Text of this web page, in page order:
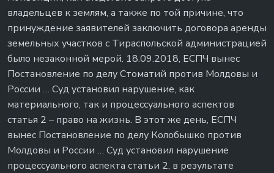
владельцев к землям, а также по той причине, что
принуждение заявителей заключить договора аренды
земельных участков с Тираспольской администрацией
было незаконной мерой. 18.09.2018, ЕСПЧ вынес
Постановление по делу Стоматий против Молдовы и
России … Суд установил нарушение, как
материального, так и процессуального аспектов
статья 2 – право на жизнь. В этот же день, ЕСПЧ
вынес Постановление по делу Колобышко против
Молдовы и России … Суд установил нарушение
процессуального аспекта статьи 2, в результате